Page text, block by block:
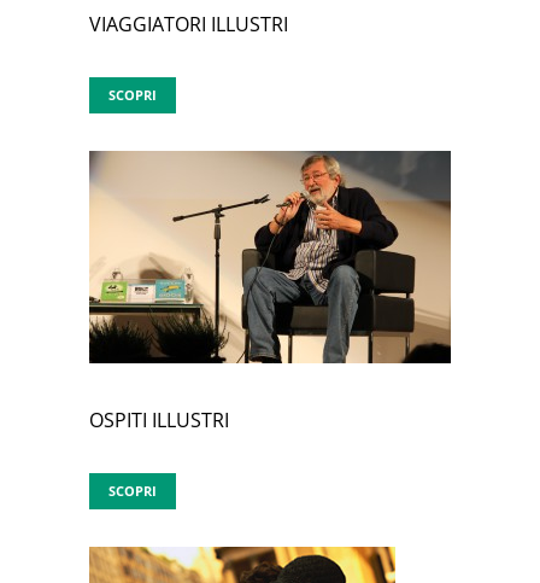
VIAGGIATORI ILLUSTRI
SCOPRI
OSPITI ILLUSTRI
SCOPRI